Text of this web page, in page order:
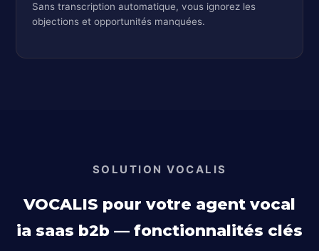
Sans transcription automatique, vous ignorez les
objections et opportunités manquées.
SOLUTION VOCALIS
VOCALIS pour votre agent vocal
ia saas b2b — fonctionnalités clés